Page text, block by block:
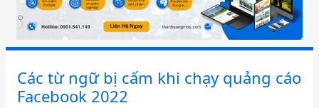
Các từ ngữ bị cấm khi chạy quảng cáo
Facebook 2022